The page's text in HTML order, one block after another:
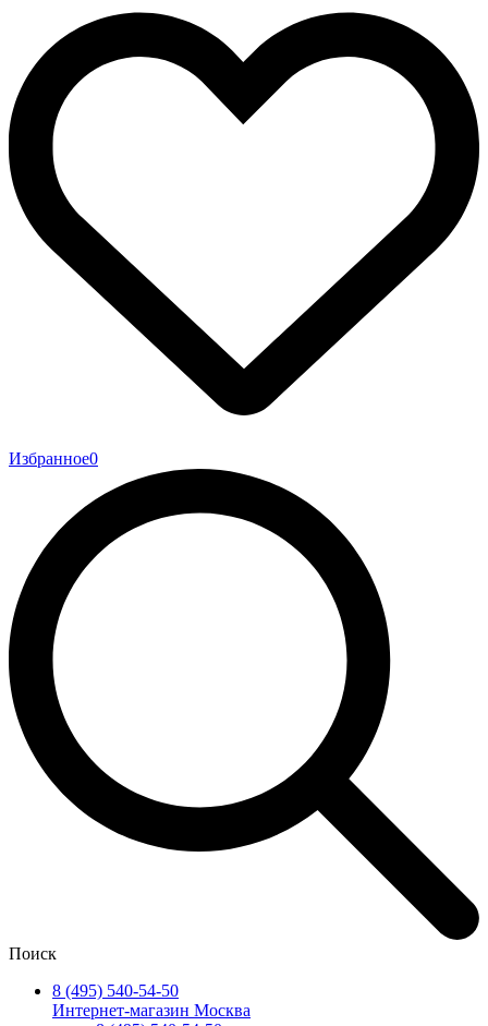
Избранное0
Поиск
8 (495) 540-54-50
Интернет-магазин Москва